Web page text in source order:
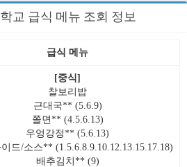
교 급식 메뉴 조회 정보
급식 메뉴
[중식]
찰보리밥
근대국** (5.6.9)
쫄면** (4.5.6.13)
우엉강정** (5.6.13)
드/소스** (1.5.6.8.9.10.12.13.15.17.18)
배추김치** (9)